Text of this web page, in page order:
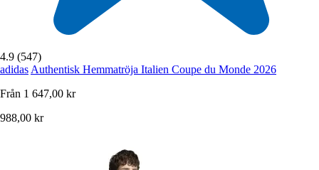
4.9 (547)
adidas Authentisk Hemmatröja Italien Coupe du Monde 2026
Från 1 647,00 kr
988,00 kr